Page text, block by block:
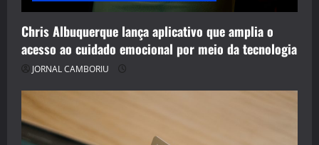
Chris Albuquerque lança aplicativo que amplia o
acesso ao cuidado emocional por meio da tecnologia
JORNAL CAMBORIU